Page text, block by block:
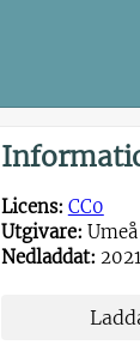
Licens: CC0
Utgivare:
Nedladdat: